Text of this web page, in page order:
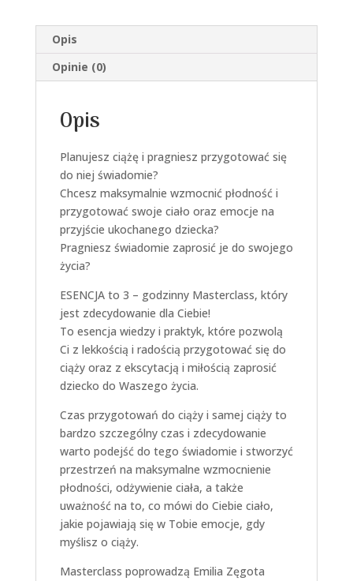
Opis
Opinie (0)
Opis
Planujesz ciążę i pragniesz przygotować się
do niej świadomie?
Chcesz maksymalnie wzmocnić płodność i
przygotować swoje ciało oraz emocje na
przyjście ukochanego dziecka?
Pragniesz świadomie zaprosić je do swojego
życia?
ESENCJA to 3 – godzinny Masterclass, który
jest zdecydowanie dla Ciebie!
To esencja wiedzy i praktyk, które pozwolą
Ci z lekkością i radością przygotować się do
ciąży oraz z ekscytacją i miłością zaprosić
dziecko do Waszego życia.
Czas przygotowań do ciąży i samej ciąży to
bardzo szczególny czas i zdecydowanie
warto podejść do tego świadomie i stworzyć
przestrzeń na maksymalne wzmocnienie
płodności, odżywienie ciała, a także
uważność na to, co mówi do Ciebie ciało,
jakie pojawiają się w Tobie emocje, gdy
myślisz o ciąży.
Masterclass poprowadzą Emilia Zęgota